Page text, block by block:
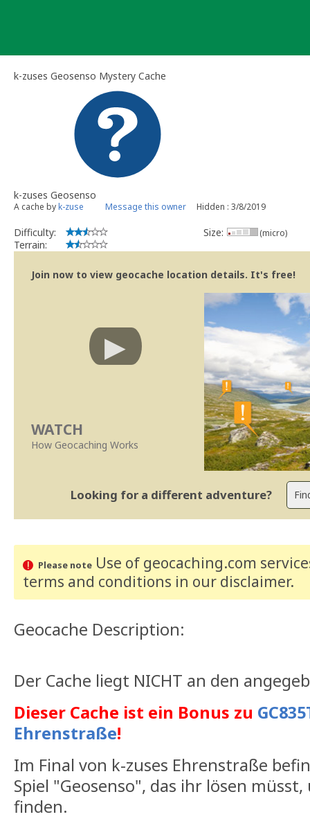
k-zuses Geosenso Mystery Cache
k-zuses Geosenso
A cache byk-zuse Message this owner Hidden : 3/8/2019
Difficulty:
Terrain:
Size: (micro)
Join now to view geocache location details. It's free!
WATCH
How Geocaching Works
Looking for a different adventure?
Please noteUse of geocaching.com
terms and conditions in our disclaimer.
Geocache Description:
Der Cache liegt NICHT an den
Dieser Cache ist ein Bonus zu
Ehrenstraße!
Im Final von k-zuses Ehrenstraße
Spiel "Geosenso", das ihr lösen müsst,
finden.